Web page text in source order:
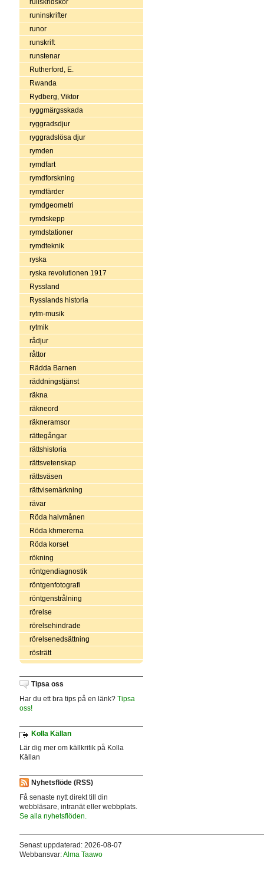
rullskridskor
runinskrifter
runor
runskrift
runstenar
Rutherford, E.
Rwanda
Rydberg, Viktor
ryggmärgsskada
ryggradsdjur
ryggradslösa djur
rymden
rymdfart
rymdforskning
rymdfärder
rymdgeometri
rymdskepp
rymdstationer
rymdteknik
ryska
ryska revolutionen 1917
Ryssland
Rysslands historia
rytm-musik
rytmik
rådjur
råttor
Rädda Barnen
räddningstjänst
räkna
räkneord
räkneramsor
rättegångar
rättshistoria
rättsvetenskap
rättsväsen
rättvisemärkning
rävar
Röda halvmånen
Röda khmererna
Röda korset
rökning
röntgendiagnostik
röntgenfotografi
röntgenstrålning
rörelse
rörelsehindrade
rörelsenedsättning
rösträtt
Tipsa oss
Har du ett bra tips på en länk? Tipsa
oss!
Kolla Källan
Lär dig mer om källkritik på Kolla
Källan
Nyhetsflöde (RSS)
Få senaste nytt direkt till din
webbläsare, intranät eller webbplats.
Se alla nyhetsflöden.
Senast uppdaterad: 2026-08-07
Webbansvar:Alma Taawo